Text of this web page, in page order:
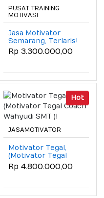
PUSAT TRAINING
MOTIVASI
Jasa Motivator
Semarang, Terlaris!
(No.1) Program
Leadership
Rp 3.300.000,00
Hot
JASAMOTIVATOR
Motivator Tegal,
(Motivator Tegal
Coach Wahyudi
SMT )!
Rp 4.800.000,00